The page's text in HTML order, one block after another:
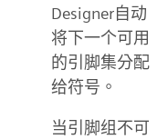
Designer自动
将下一个可用
的引脚集分配
给符号。
当引脚组不可